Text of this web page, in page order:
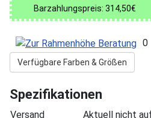
Barzahlungspreis: 314,50€
0
Verfügbare Farben & Größen
Spezifikationen
Versand
Aktuell nicht